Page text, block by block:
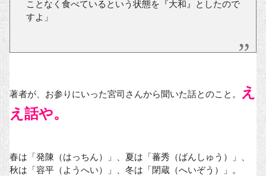
ことなく食べているという状態を『大和』としたので
すよ」
著者が、お参りにいった宮司さんから聞いた話とのこと。
え
え話や。
春は「発陳（はっちん）」、夏は「蕃秀（ばんしゅう）」、
秋は「容平（ようへい）」、冬は「閉蔵（へいぞう）」。